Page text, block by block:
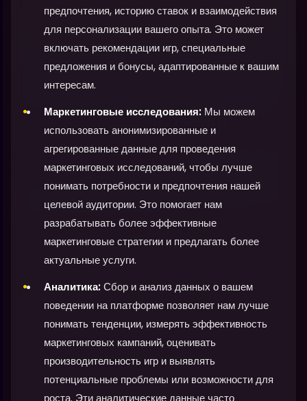
предпочтения, историю ставок и взаимодействия
для персонализации вашего опыта. Это может
включать рекомендации игр, специальные
предложения и бонусы, адаптированные к вашим
интересам.
Маркетинговые исследования: Мы можем
использовать анонимизированные и
агрегированные данные для проведения
маркетинговых исследований, чтобы лучше
понимать потребности и предпочтения нашей
целевой аудитории. Это помогает нам
разрабатывать более эффективные
маркетинговые стратегии и предлагать более
актуальные услуги.
Аналитика:Сбор и анализ данных о вашем
поведении на платформе позволяет нам лучше
понимать тенденции, измерять эффективность
маркетинговых кампаний, оценивать
производительность игр и выявлять
потенциальные проблемы или возможности для
роста. Эти аналитические данные часто